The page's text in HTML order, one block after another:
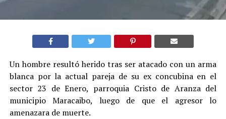
Un hombre resultó herido tras ser atacado con un arma
blanca por la actual pareja de su ex concubina en el
sector 23 de Enero, parroquia Cristo de Aranza del
municipio Maracaibo, luego de que el agresor lo
amenazara de muerte.